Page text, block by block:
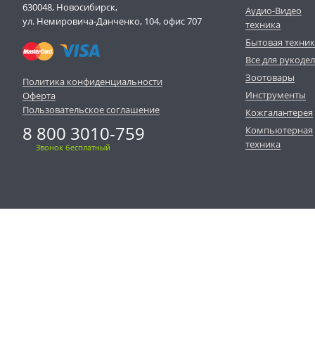
630048, Новосибирск,
ул. Немировича-Данченко, 104, офис 707
Политика конфиденциальности
Оферта
Пользовательское соглашение
8 800 3010-759
Звонок бесплатный
Аудио-Видео
техника
Бытовая
Все для
Зоотовары
Инструменты
Кожгалантерея
Компьютерная
техника